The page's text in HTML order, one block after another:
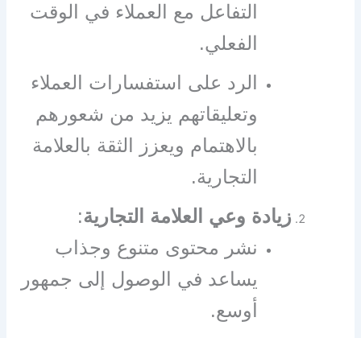
التفاعل مع العملاء في الوقت
الفعلي.
الرد على استفسارات العملاء
وتعليقاتهم يزيد من شعورهم
بالاهتمام ويعزز الثقة بالعلامة
التجارية.
زيادة وعي العلامة التجارية:
نشر محتوى متنوع وجذاب
يساعد في الوصول إلى جمهور
أوسع.